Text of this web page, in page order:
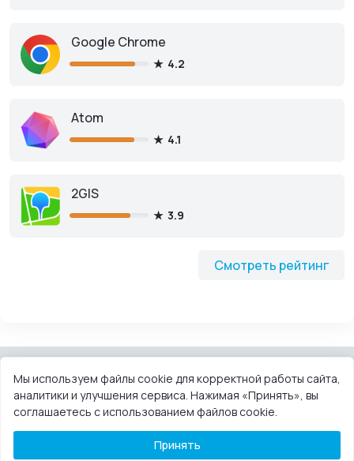
Смотреть рейтинг
Google Chrome
4.2
Atom
4.1
2GIS
3.9
КОНТАКТЫ
ПОЛЬЗОВАТЕЛЬСКОЕ СОГЛАШЕНИЕ
ПРАВООБЛАДАТЕЛЯМ
DMCA
Мы используем файлы cookie для корректной работы сайта,
аналитики и улучшения сервиса. Нажимая «Принять», вы
соглашаетесь с использованием файлов cookie.
Принять